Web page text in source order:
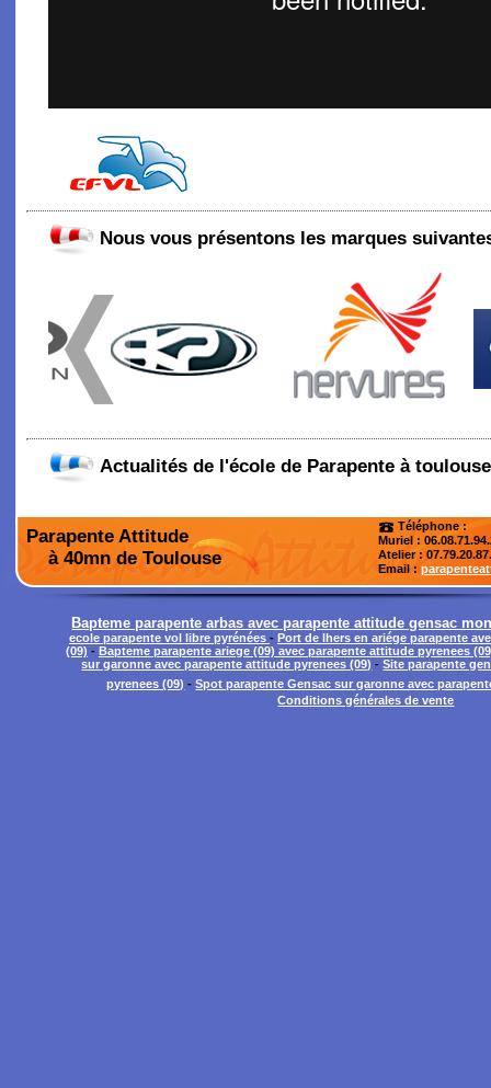
Nous vous présentons les marques
Actualités de l'école de Parapente à toulouse
Parapente Attitude
à 40mn de Toulouse
Téléphone :
Muriel :
Atelier:
Email :
Bapteme parapente arbas avec parapente attitude gensac
ecole parapente vol libre pyrénées - Port de lhers en ariége parapente
(09) - Bapteme parapente ariege (09) avec parapente attitude pyrenees
sur garonne avec parapente attitude pyrenees (09) -Site parapente
pyrenees (09) -Spot parapente Gensac sur garonne avec
Conditions générales de vente